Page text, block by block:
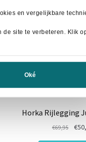
en vergelijkbare
de site te verbeteren. Klik
Oké
Horka Rijlegging
€69,95 €